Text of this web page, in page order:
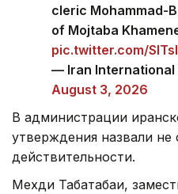
cleric Mohammad-
of Mojtaba
pic.twitter.com/
— Iran International
August 3, 2026
В администрации
утверждения назвали
действительности.
Мехди Табатабаи,